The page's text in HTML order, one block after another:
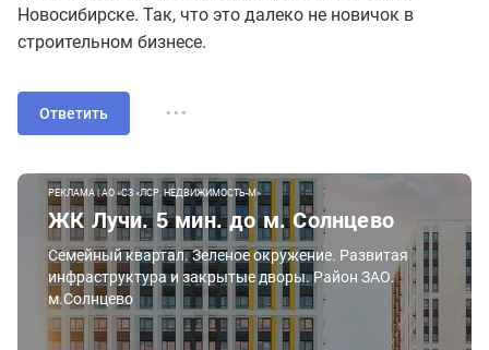
Новосибирске. Так, что это далеко не новичок в
строительном бизнесе.
Ответить ...
РЕКЛАМА | АО «СЗ «ЛСР. НЕДВИЖИМОСТЬ-М»
ЖК Лучи. 5 мин. до м. Солнцево
Семейный квартал. Зеленое окружение. Развитая
инфраструктура и закрытые дворы. Район ЗАО.
м.Солнцево